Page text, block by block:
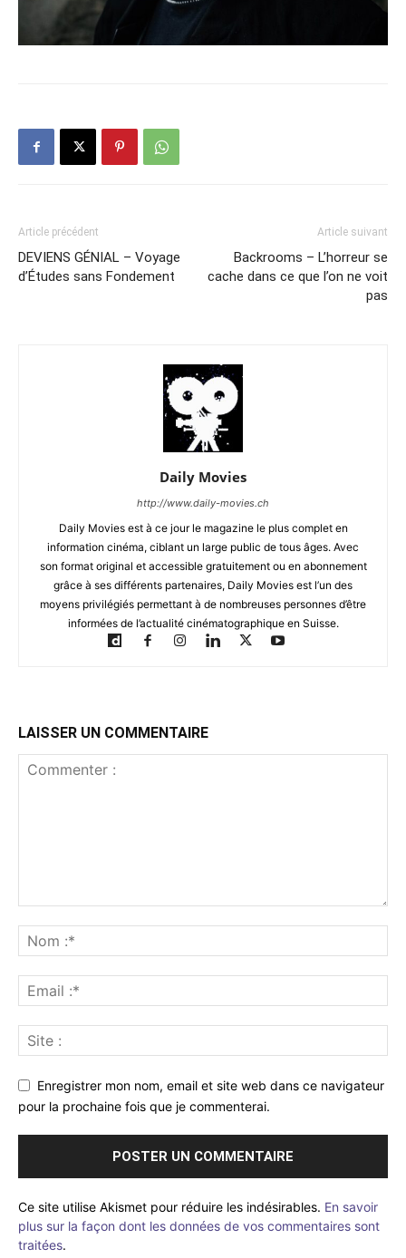
Article précédent
DEVIENS GÉNIAL – Voyage
d’Études sans Fondement
Article suivant
Backrooms – L’horreur se
cache dans ce que l’on ne voit
pas
Daily Movies
http://www.daily-movies.ch
Daily Movies est à ce jour le magazine le plus complet en
information cinéma, ciblant un large public de tous âges. Avec
son format original et accessible gratuitement ou en abonnement
grâce à ses différents partenaires, Daily Movies est l’un des
moyens privilégiés permettant à de nombreuses personnes d’être
informées de l’actualité cinématographique en Suisse.
LAISSER UN COMMENTAIRE
Enregistrer mon nom, email et site web dans ce navigateur
pour la prochaine fois que je commenterai.
Ce site utilise Akismet pour réduire les indésirables. En savoir
plus sur la façon dont les données de vos commentaires sont
traitées.